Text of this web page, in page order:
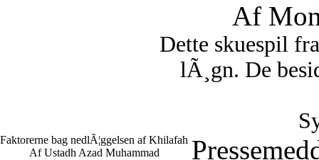
Af
Dette skuespil
lÃ¸gn. De
Faktorerne bag nedlÃ¦ggelsen af Khilafah
Af Ustadh Azad Muhammad